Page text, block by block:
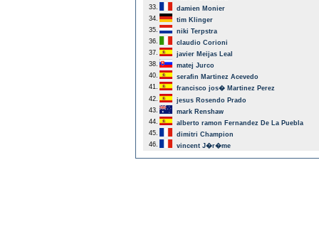
33.
damien Monier
34.
tim Klinger
35.
niki Terpstra
36.
claudio Corioni
37.
javier Meijas Leal
38.
matej Jurco
40.
serafin Martinez Acevedo
41.
francisco jos� Martinez Perez
42.
jesus Rosendo Prado
43.
mark Renshaw
44.
alberto ramon Fernandez De La Puebla
45.
dimitri Champion
46.
vincent J�r�me